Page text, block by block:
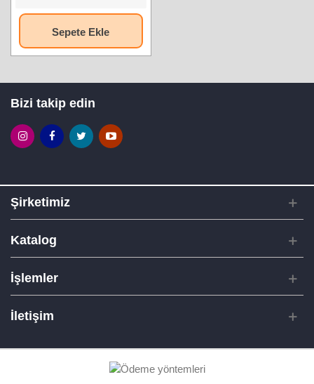
Sepete Ekle
Bizi takip edin
Şirketimiz
Katalog
İşlemler
İletişim